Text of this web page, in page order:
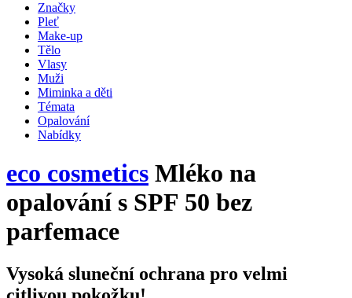
Značky
Pleť
Make-up
Tělo
Vlasy
Muži
Miminka a děti
Témata
Opalování
Nabídky
eco cosmetics Mléko na
opalování s SPF 50 bez
parfemace
Vysoká sluneční ochrana pro velmi